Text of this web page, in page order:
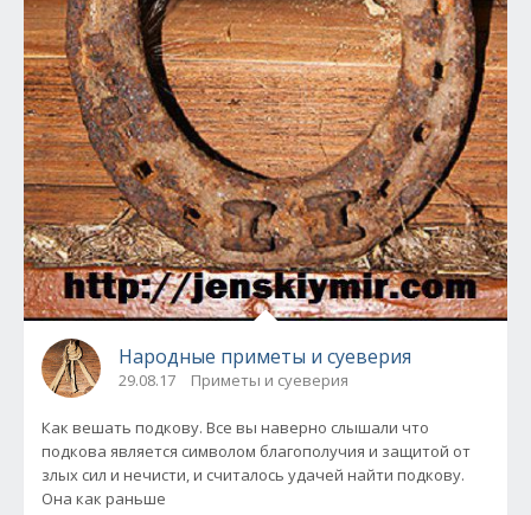
Народные приметы и суеверия
29.08.17 Приметы и суеверия
Как вешать подкову. Все вы наверно слышали что
подкова является символом благополучия и защитой от
злых сил и нечисти, и считалось удачей найти подкову.
Она как раньше